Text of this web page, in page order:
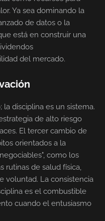
Ya sea dominando la
de datos o la
está en construir una
del mercado.
disciplina es un sistema.
de alto riesgo
El tercer cambio de
orientados a la
como los
rutinas de salud física,
voluntad. La consistencia
es el combustible
cuando el entusiasmo